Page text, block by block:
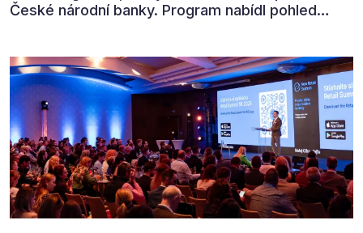
České národní banky. Program nabídl pohled
automatizaci, leadership i budoucnost role CFO.